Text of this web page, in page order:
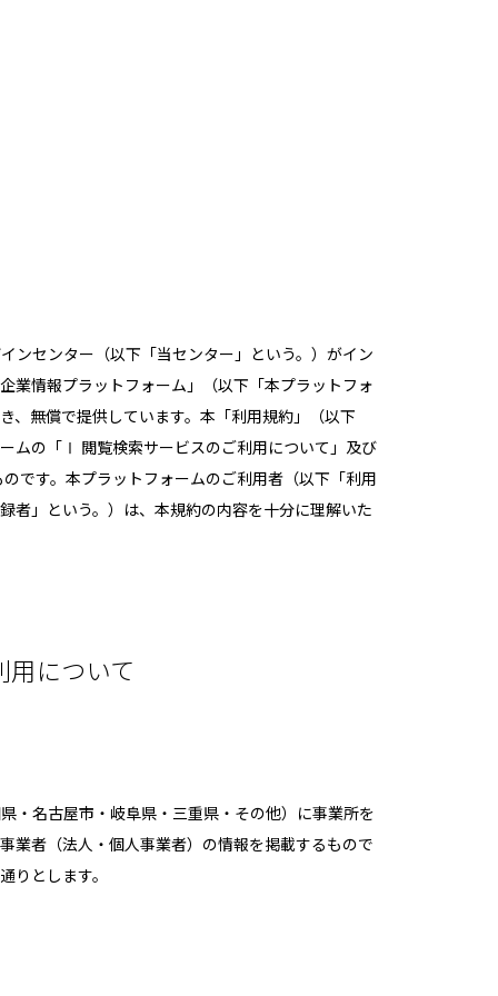
ンセンター（以下「当センター」という。）がイン
業情報プラットフォーム」（以下「本プラットフォ
、無償で提供しています。本「利用規約」（以下
ムの「Ⅰ 閲覧検索サービスのご利用について」及び
です。本プラットフォームのご利用者（以下「利用
者」という。）は、本規約の内容を十分に理解いた
について
・名古屋市・岐阜県・三重県・その他）に事業所を
業者（法人・個人事業者）の情報を掲載するもので
りとします。